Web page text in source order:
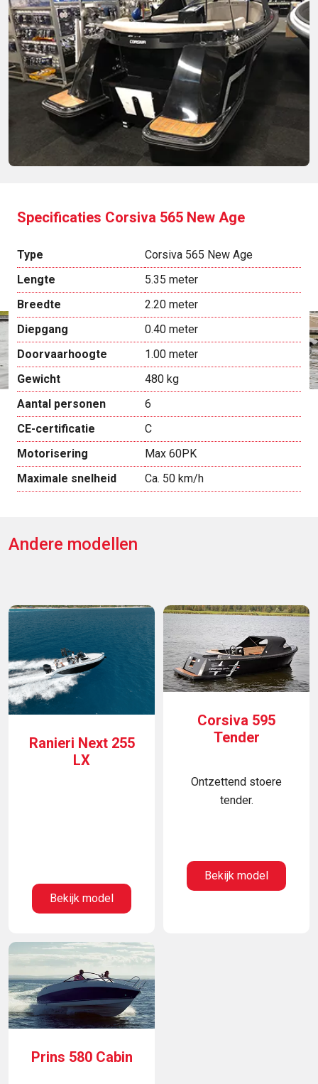
Zeeland Boten is de meest complete leverancier voor boten
in Zuid-West Nederland.
Specificaties Corsiva 565 New Age
Type
Corsiva 565 New Age
Lengte
5.35 meter
Breedte
2.20 meter
Diepgang
0.40 meter
Doorvaarhoogte
1.00 meter
Gewicht
480 kg
Aantal personen
6
CE-certificatie
C
Motorisering
Max 60PK
Maximale snelheid
Ca. 50 km/h
Andere modellen
Ranieri Next 255
LX
Bekijk model
Corsiva 595
Tender
Ontzettend stoere
tender.
Bekijk model
Prins 580 Cabin